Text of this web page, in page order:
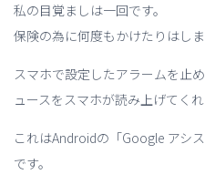
私の目覚ましは一回です。
保険の為に何度もかけたりはしま
スマホで設定したアラームを止
ュースをスマホが読み上げてくれ
これはAndroidの「Google アシ
です。